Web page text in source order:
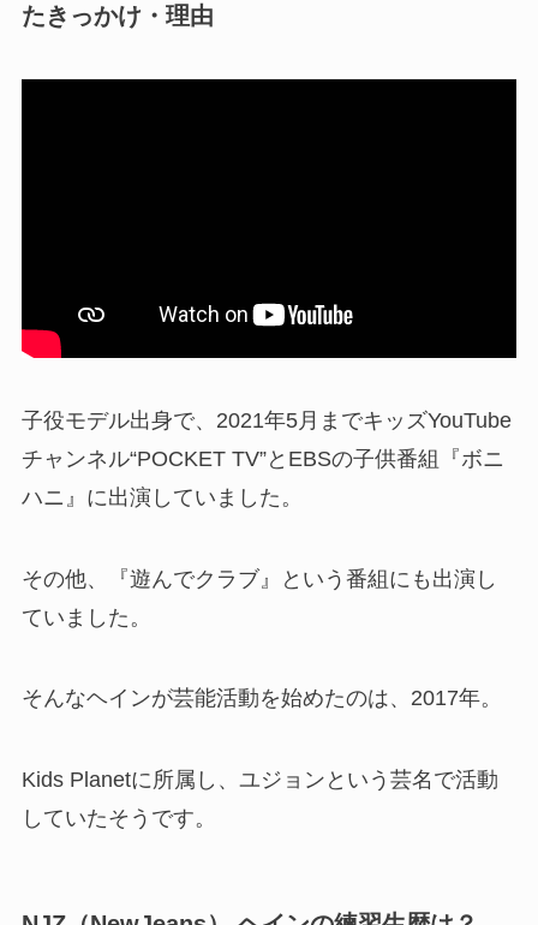
たきっかけ・理由
子役モデル出身で、2021年5月までキッズYouTube
チャンネル“POCKET TV”とEBSの子供番組『ボニ
ハニ』に出演していました。
その他、『遊んでクラブ』という番組にも出演し
ていました。
そんなヘインが芸能活動を始めたのは、2017年。
Kids Planetに所属し、ユジョンという芸名で活動
していたそうです。